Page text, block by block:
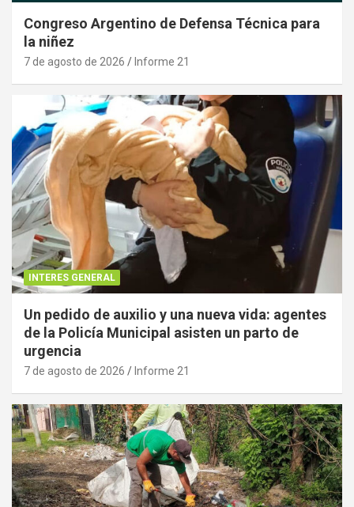
Congreso Argentino de Defensa Técnica para
la niñez
7 de agosto de 2026 Informe 21
INTERES GENERAL
Un pedido de auxilio y una nueva vida: agentes
de la Policía Municipal asisten un parto de
urgencia
7 de agosto de 2026 Informe 21